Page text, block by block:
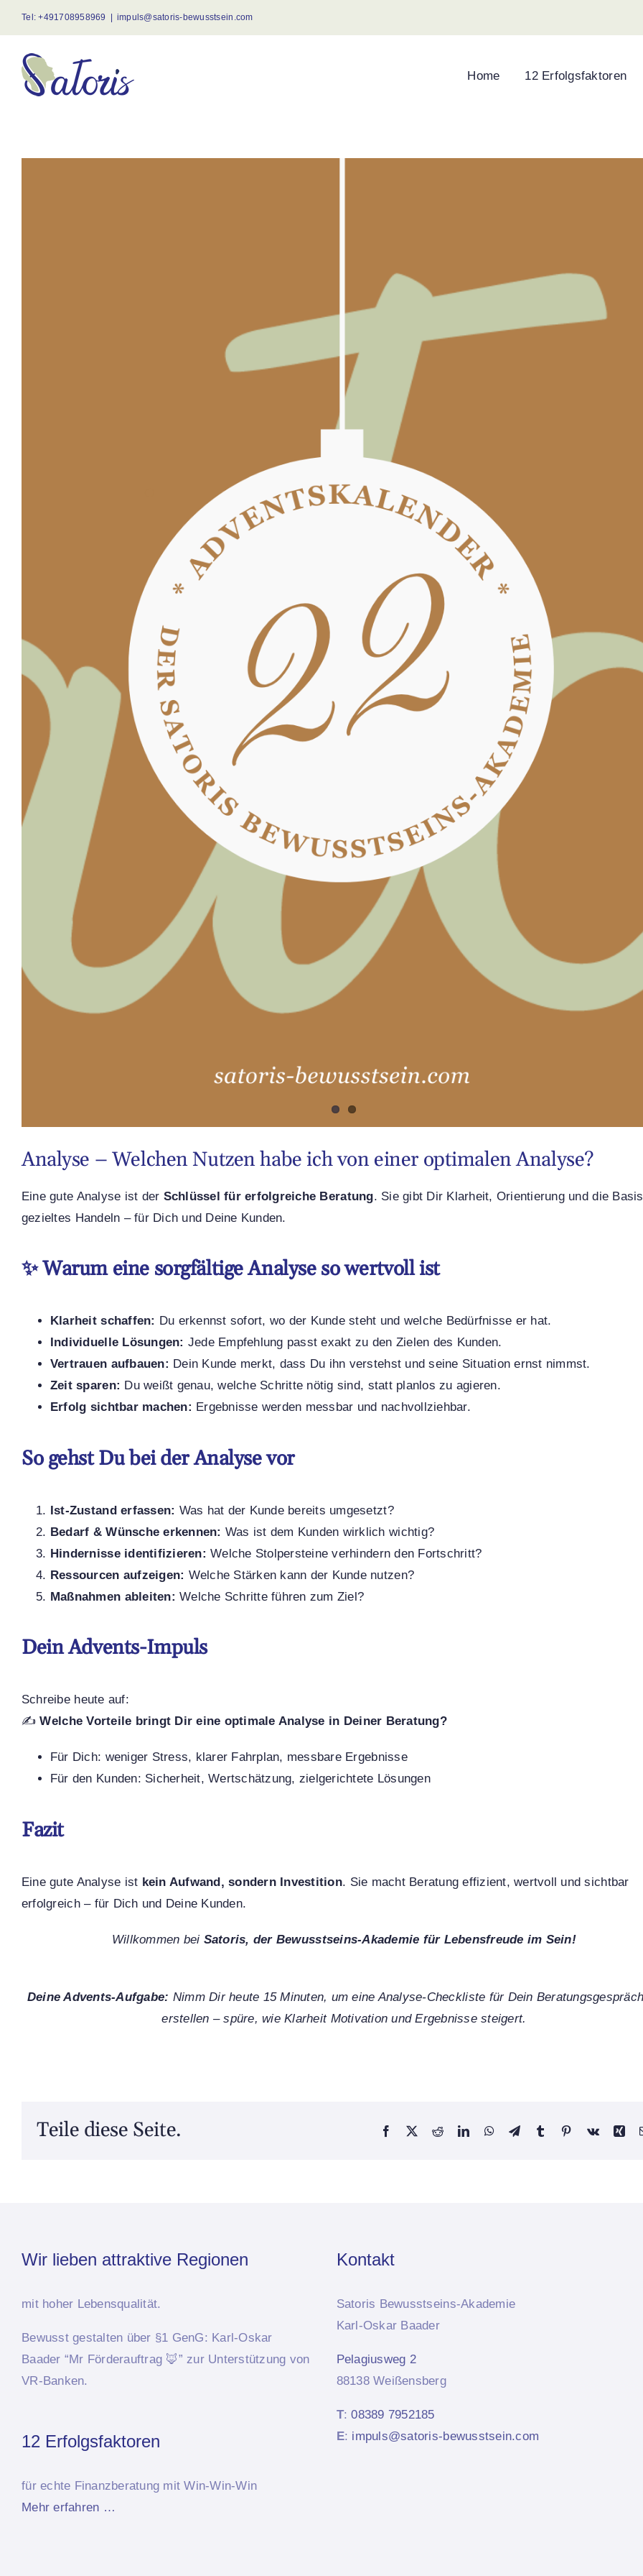
content
Tel:+491708958969 impuls@satoris-bewusstsein.com
Home 12 Erfolgsfaktoren
Analyse – Welchen Nutzen habe ich von einer optimalen Analyse?
Eine gute Analyse ist der Schlüssel für erfolgreiche Beratung. Sie gibt Dir Klarheit, Orientierung und die
gezieltes Handeln – für Dich und Deine Kunden.
✨ Warum eine sorgfältige Analyse so wertvoll ist
Klarheit schaffen: Du erkennst sofort, wo der Kunde steht und welche Bedürfnisse er hat.
Individuelle Lösungen: Jede Empfehlung passt exakt zu den Zielen des Kunden.
Vertrauen aufbauen: Dein Kunde merkt, dass Du ihn verstehst und seine Situation ernst nimmst.
Zeit sparen: Du weißt genau, welche Schritte nötig sind, statt planlos zu agieren.
Erfolg sichtbar machen: Ergebnisse werden messbar und nachvollziehbar.
So gehst Du bei der Analyse vor
Ist-Zustand erfassen: Was hat der Kunde bereits umgesetzt?
Bedarf & Wünsche erkennen: Was ist dem Kunden wirklich wichtig?
Hindernisse identifizieren: Welche Stolpersteine verhindern den Fortschritt?
Ressourcen aufzeigen: Welche Stärken kann der Kunde nutzen?
Maßnahmen ableiten: Welche Schritte führen zum Ziel?
Dein Advents-Impuls
Schreibe heute auf:
✍️Welche Vorteile bringt Dir eine optimale Analyse in Deiner Beratung?
Für Dich: weniger Stress, klarer Fahrplan, messbare Ergebnisse
Für den Kunden: Sicherheit, Wertschätzung, zielgerichtete Lösungen
Fazit
Eine gute Analyse ist kein Aufwand, sondern Investition. Sie macht Beratung effizient, wertvoll und sichtbar
erfolgreich – für Dich und Deine Kunden.
Willkommen bei Satoris, der Bewusstseins-Akademie für Lebensfreude im Sein!
Deine Advents-Aufgabe: Nimm Dir heute 15 Minuten, um eine Analyse-Checkliste für Dein
erstellen – spüre, wie Klarheit Motivation und Ergebnisse steigert.
Teile diese Seite. Facebook RedditLinkedInWhatsApp
TelegramTumblr Pinterest
Vk
Wir lieben attraktive Regionen
mit hoher Lebensqualität.
Bewusst gestalten über §1 GenG: Karl-Oskar
Baader “Mr Förderauftrag 🦊” zur Unterstützung von
VR-Banken.
12 Erfolgsfaktoren
für echte Finanzberatung mit Win-Win-Win
Mehr erfahren …
Kontakt
Satoris Bewusstseins-Akademie
Karl-Oskar Baader
Pelagiusweg 2
88138 Weißensberg
T:08389 7952185
E: impuls@satoris-bewusstsein.com